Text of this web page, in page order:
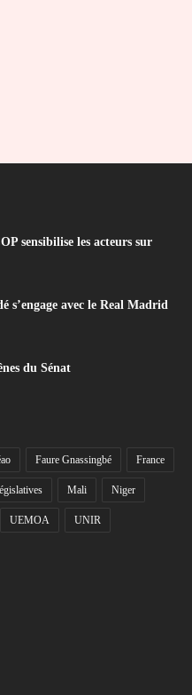
sensibilise les acteurs sur
s’engage avec le Real Madrid
du Sénat
Faure Gnassingbé France
Mali Niger
UEMOA UNIR